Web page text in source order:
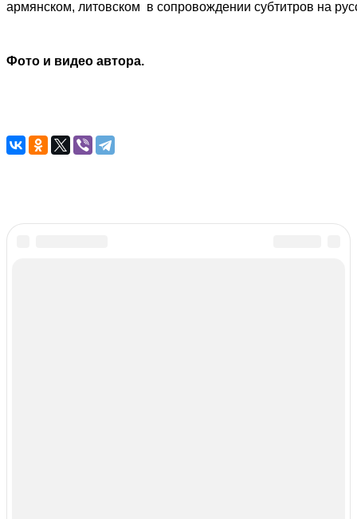
армянском, литовском в сопровождении субтитров на
Фото и видео автора.